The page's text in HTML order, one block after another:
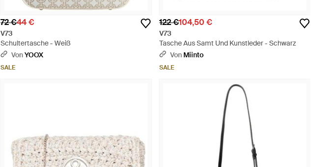
72 €44 €
V73
Schultertasche - Weiß
VonYOOX
SALE
122 €104,50 €
V73
Tasche Aus Samt Und Kunstleder - Schwarz
Von Miinto
SALE